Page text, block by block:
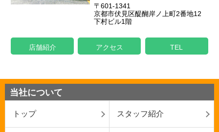
〒601-1341
京都市伏見区醍醐岸ノ上町2番地12
下村ビル1階
店舗紹介 アクセス TEL
当社について
トップ スタッフ紹介